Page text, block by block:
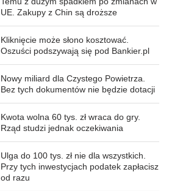
UE. Zakupy z Chin są droższe
Kliknięcie może słono kosztować.
Oszuści podszywają się pod Bankier.pl
Nowy miliard dla Czystego Powietrza.
Bez tych dokumentów nie będzie dotacji
Kwota wolna 60 tys. zł wraca do gry.
Rząd studzi jednak oczekiwania
Ulga do 100 tys. zł nie dla wszystkich.
Przy tych inwestycjach podatek zapłacisz
od razu